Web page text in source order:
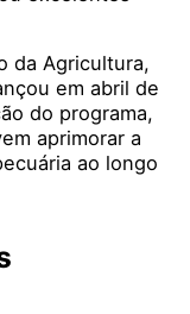
da Agricultura,
em abril de
do programa,
aprimorar a
ao longo